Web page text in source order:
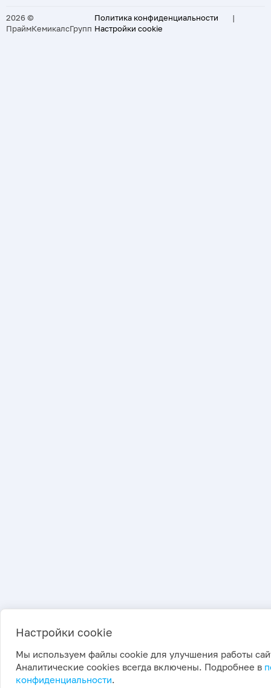
2026 ©
ПраймКемикалсГрупп
Политика конфиденциальности
|
Настройки cookie
Настройки cookie
Мы используем файлы cookie для улучшения работы
Аналитические cookies всегда включены. Подробнее в
конфиденциальности.